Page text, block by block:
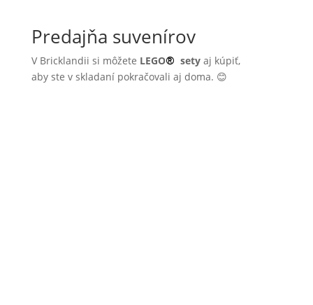
Predajňa suvenírov
V Bricklandii si môžete LEGO® setyaj kúpiť,
aby ste v skladaní pokračovali aj doma. 😊